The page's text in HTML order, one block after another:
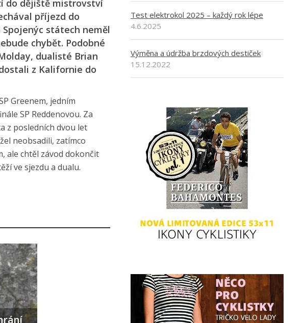
do dějiště mistrovství
příjezd do
státech neměl
chybět. Podobné
dualisté Brian
z Kalifornie do
Greenem, jedním
SP Reddenovou. Za
z posledních dvou let
neobsadili, zatímco
ale chtěl závod dokončit
ve sjezdu a dualu.
Test elektrokol 2025 – každý rok lépe
4.6.2025
Výměna a údržba brzdových destiček
15.12.2022